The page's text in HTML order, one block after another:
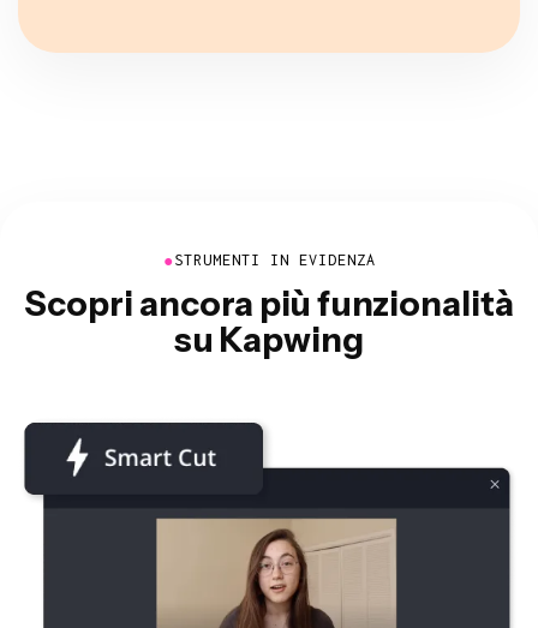
●STRUMENTI IN EVIDENZA
Scopri ancora più funzionalità
su Kapwing